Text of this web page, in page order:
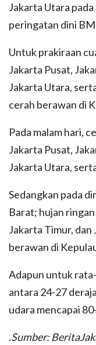
Jakarta Utara pada
peringatan dini
Untuk prakiraan
Jakarta Pusat,
Jakarta Utara,
cerah berawan di
Pada malam hari,
Jakarta Pusat,
Jakarta Utara,
Sedangkan pada
Barat; hujan
Jakarta Timur,
berawan di
Adapun untuk
antara 24-27
udara mencapai
.Sumber: